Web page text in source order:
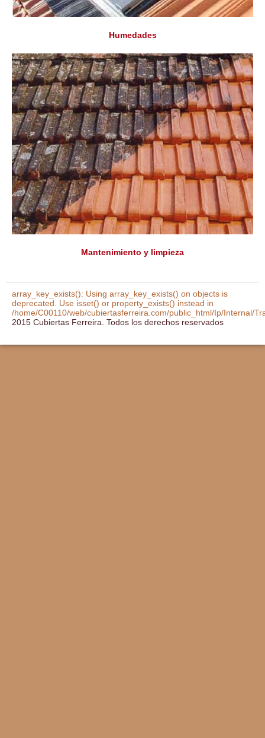
Humedades
Mantenimiento y limpieza
array_key_exists(): Using array_key_exists() on objects is
deprecated. Use isset() or property_exists() instead in
/home/C00110/web/cubiertasferreira.com/public_html/Ip/Internal/
2015 Cubiertas Ferreira. Todos los derechos reservados